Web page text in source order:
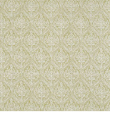
NA
LISTU
ŽELJA